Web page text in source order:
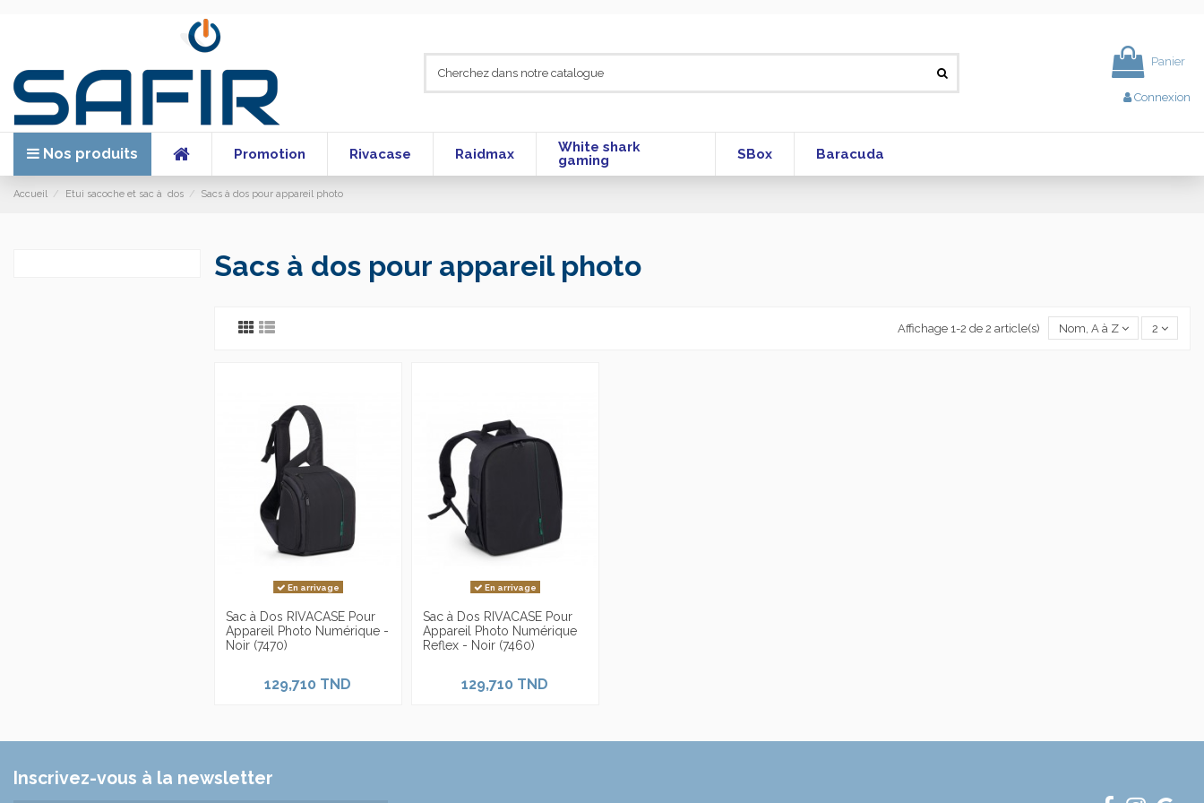
Panier
Connexion
Nos produits Promotion Rivacase Raidmax
White shark
gaming
SBox Baracuda
Accueil Etui sacoche et sac à dos Sacs à dos pour appareil photo
Sacs à dos pour appareil photo
Affichage 1-2 de 2 article(s) Nom, A à Z 2
En arrivage
Sac à Dos RIVACASE Pour
Appareil Photo Numérique -
Noir (7470)
129,710 TND
En arrivage
Sac à Dos RIVACASE Pour
Appareil Photo Numérique
Reflex - Noir (7460)
129,710 TND
Inscrivez-vous à la newsletter